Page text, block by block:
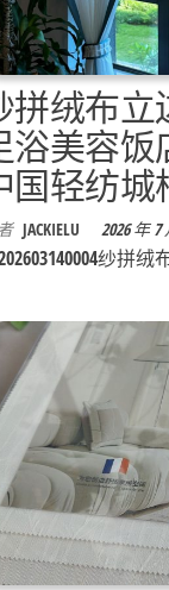
拼绒布立
浴美容饭
国轻纺
JACKIELU 2026 年 7
纱拼